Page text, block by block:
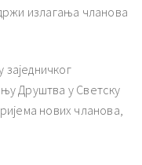
излагања чланова
Друштва у Светску
нових чланова,